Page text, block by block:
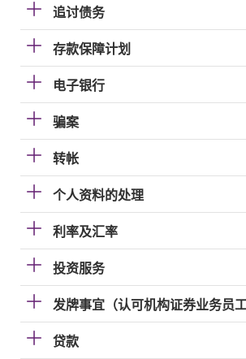
追讨债务
存款保障计划
电子银行
骗案
转帐
个人资料的处理
利率及汇率
投资服务
发牌事宜（认可机构证券业务员工
贷款